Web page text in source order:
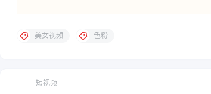
美女视频 色粉
短视频